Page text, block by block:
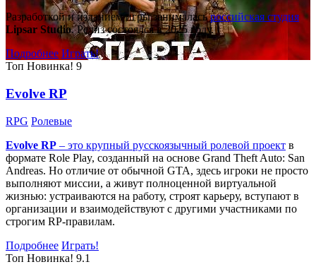
Разработкой и изданием игры занималасьроссийская студия
Lipsar Studio. Релиз состоялся в 2025 году.
Подробнее Играть!
Топ Новинка! 9
Evolve RP
RPG Ролевые
Evolve RP – это крупный русскоязычный ролевой проект в
формате Role Play, созданный на основе Grand Theft Auto: San
Andreas. Но отличие от обычной GTA, здесь игроки не просто
выполняют миссии, а живут полноценной виртуальной
жизнью: устраиваются на работу, строят карьеру, вступают в
организации и взаимодействуют с другими участниками по
строгим RP-правилам.
Подробнее Играть!
Топ Новинка! 9.1